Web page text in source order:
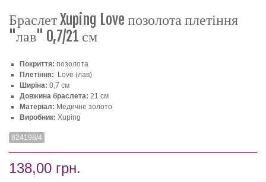
Браслет Xuping Love позолота плетіння
"лав" 0,7/21 см
Покриття: позолота
Плетіння:
Love (лав)
Ширіна: 0,7 см
Довжина браслета: 21 см
Матеріал: Медичне золото
Виробник: Xuping
824198/4
138,00 грн.